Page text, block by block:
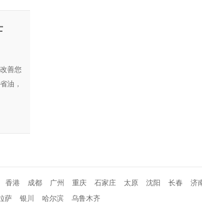
善您
油，
香港 成都 广州 重庆 石家庄 太原 沈阳 长春 济
萨 银川 哈尔滨 乌鲁木齐